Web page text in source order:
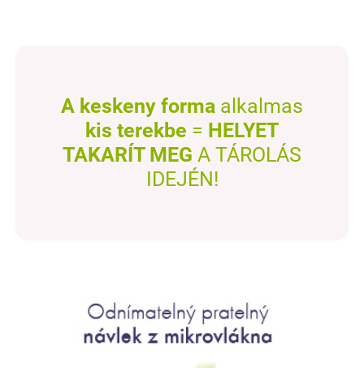
A keskeny forma alkalmas
kis terekbe = HELYET
TAKARÍT MEG A TÁROLÁS
IDEJÉN!